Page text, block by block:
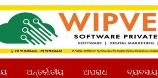
ଅନ୍ତର୍ଜାତୀୟ ଅପରାଧ ବ୍ୟବସାୟ